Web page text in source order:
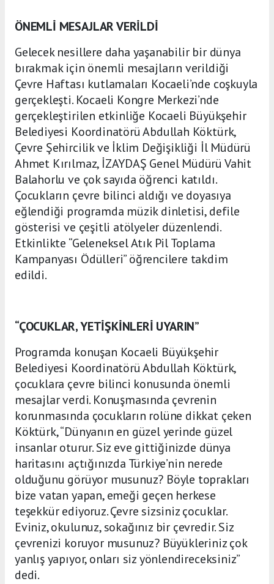
ÖNEMLİ MESAJLAR VERİLDİ
Gelecek nesillere daha yaşanabilir bir dünya
bırakmak için önemli mesajların verildiği
Çevre Haftası kutlamaları Kocaeli’nde coşkuyla
gerçekleşti. Kocaeli Kongre Merkezi’nde
gerçekleştirilen etkinliğe Kocaeli Büyükşehir
Belediyesi Koordinatörü Abdullah Köktürk,
Çevre Şehircilik ve İklim Değişikliği İl Müdürü
Ahmet Kırılmaz, İZAYDAŞ Genel Müdürü Vahit
Balahorlu ve çok sayıda öğrenci katıldı.
Çocukların çevre bilinci aldığı ve doyasıya
eğlendiği programda müzik dinletisi, defile
gösterisi ve çeşitli atölyeler düzenlendi.
Etkinlikte “Geleneksel Atık Pil Toplama
Kampanyası Ödülleri” öğrencilere takdim
edildi.
“ÇOCUKLAR, YETİŞKİNLERİ UYARIN”
Programda konuşan Kocaeli Büyükşehir
Belediyesi Koordinatörü Abdullah Köktürk,
çocuklara çevre bilinci konusunda önemli
mesajlar verdi. Konuşmasında çevrenin
korunmasında çocukların rolüne dikkat çeken
Köktürk, “Dünyanın en güzel yerinde güzel
insanlar oturur. Siz eve gittiğinizde dünya
haritasını açtığınızda Türkiye’nin nerede
olduğunu görüyor musunuz? Böyle toprakları
bize vatan yapan, emeği geçen herkese
teşekkür ediyoruz. Çevre sizsiniz çocuklar.
Eviniz, okulunuz, sokağınız bir çevredir. Siz
çevrenizi koruyor musunuz? Büyükleriniz çok
yanlış yapıyor, onları siz yönlendireceksiniz”
dedi.